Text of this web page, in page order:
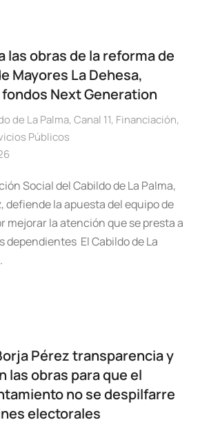
las obras de la reforma de
Mayores La Dehesa,
Next Generation
de La Palma, Canal 11, Financiación,
Públicos
Social del Cabildo de La Palma,
defiende la apuesta del equipo de
mejorar la atención que se presta a
dependientes El Cabildo de La
Pérez transparencia y
las obras para que el
no se despilfarre
electorales